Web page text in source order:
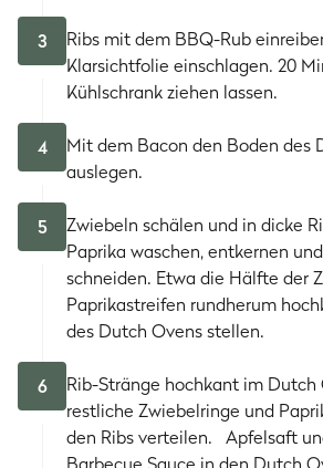
3
Ribs mit dem BBQ-Rub
Klarsichtfolie einschlagen. 20
Kühlschrank ziehen lassen.
4
Mit dem Bacon den Boden des
auslegen.
5
Zwiebeln schälen und in dicke
Paprika waschen, entkernen
schneiden. Etwa die Hälfte der
Paprikastreifen rundherum
des Dutch Ovens stellen.
6
Rib-Stränge hochkant im
restliche Zwiebelringe und
den Ribs verteilen. Apfelsaft